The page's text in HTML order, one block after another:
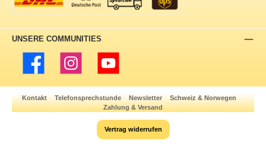
UNSERE COMMUNITIES
Facebook Instagram YouTube
Kontakt Telefonsprechstunde Newsletter
Schweiz & Norwegen
Zahlung & Versand
Vertrag widerrufen